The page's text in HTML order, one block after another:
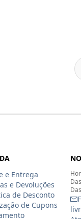
e Entrega
e Devoluções
de Desconto
de Cupons